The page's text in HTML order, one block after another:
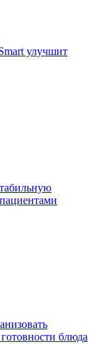
улучшит
блюда